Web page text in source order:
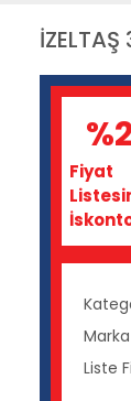
Fiyat
Marka
Liste